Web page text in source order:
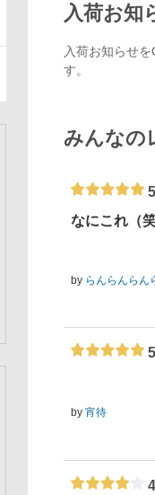
入荷お知
入荷お知らせ
す。
みんなの
なにこれ（
by らんらんらん
by 宵待